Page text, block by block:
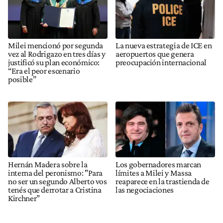
Milei mencionó por segunda
vez al Rodrigazo en tres días y
justificó su plan económico:
“Era el peor escenario
posible”
La nueva estrategia de ICE en
aeropuertos que genera
preocupación internacional
Hernán Madera sobre la
interna del peronismo: "Para
no ser un segundo Alberto vos
tenés que derrotar a Cristina
Kirchner”
Los gobernadores marcan
límites a Milei y Massa
reaparece en la trastienda de
las negociaciones